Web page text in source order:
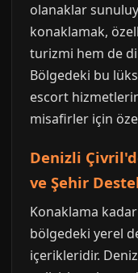
olanaklar
konaklamak,
turizmi hem de
Bölgedeki bu
escort
misafirler için
Denizli
ve Şehir
Konaklama
bölgedeki yerel
içerikleridir.